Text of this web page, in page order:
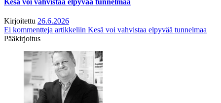
Kirjoitettu 26.6.2026
Ei kommentteja artikkeliin Kesä voi vahvistaa elpyvää tunnelmaa
Pääkirjoitus